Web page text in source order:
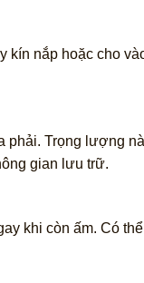
nắp hoặc cho
Trọng lượng
gian lưu trữ.
khi còn ấm. Có